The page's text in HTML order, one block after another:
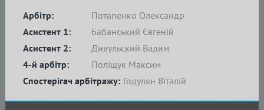
Арбітр:
Потапенко Олександр
Асистент 1:
Бабанський Євгеній
Асистент 2:
Дивульский Вадим
4-й арбітр:
Поліщук Максим
Спостерігач арбітражу: Годулян Віталій